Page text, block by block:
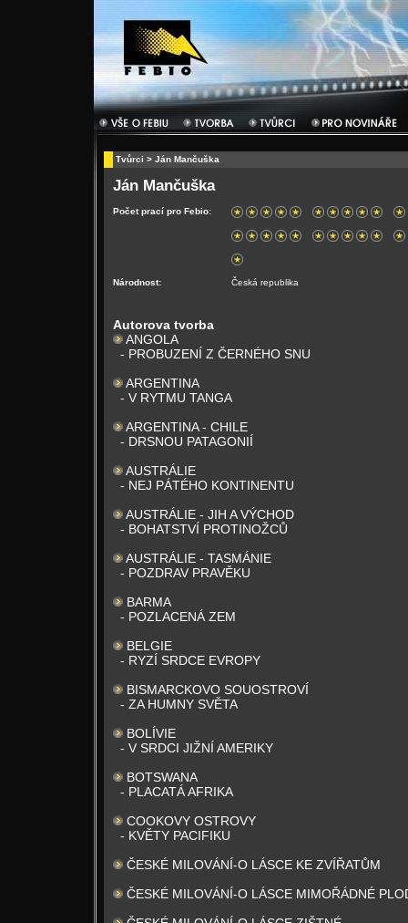
Tvůrci > Ján Mančuška
Ján Mančuška
Počet prací pro Febio:
Národnost: Česká republika
Autorova tvorba
ANGOLA
- PROBUZENÍ Z ČERNÉHO SNU
ARGENTINA
- V RYTMU TANGA
ARGENTINA - CHILE
- DRSNOU PATAGONIÍ
AUSTRÁLIE
- NEJ PÁTÉHO KONTINENTU
AUSTRÁLIE - JIH A VÝCHOD
- BOHATSTVÍ PROTINOŽCŮ
AUSTRÁLIE - TASMÁNIE
- POZDRAV PRAVĚKU
BARMA
- POZLACENÁ ZEM
BELGIE
- RYZÍ SRDCE EVROPY
BISMARCKOVO SOUOSTROVÍ
- ZA HUMNY SVĚTA
BOLÍVIE
- V SRDCI JIŽNÍ AMERIKY
BOTSWANA
- PLACATÁ AFRIKA
COOKOVY OSTROVY
- KVĚTY PACIFIKU
ČESKÉ MILOVÁNÍ-O LÁSCE KE ZVÍŘATŮM
ČESKÉ MILOVÁNÍ-O LÁSCE MIMOŘÁDNÉ